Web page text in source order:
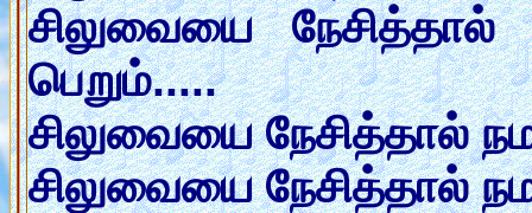
சிலுவையை
பெறும்.....
சிலுவையை நேசித்தால்
சிலுவையை நேசித்தால்